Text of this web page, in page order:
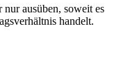
ausüben, soweit es
handelt.